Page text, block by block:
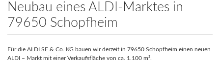
Neubau eines ALDI-Marktes in
79650 Schopfheim
Für die ALDI SE & Co. KG bauen wir derzeit in 79650 Schopfheim einen neuen
ALDI – Markt mit einer Verkaufsfläche von ca. 1.100 m².